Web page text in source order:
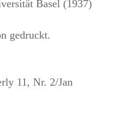
Basel (1937)
gedruckt.
11, Nr. 2/Jan